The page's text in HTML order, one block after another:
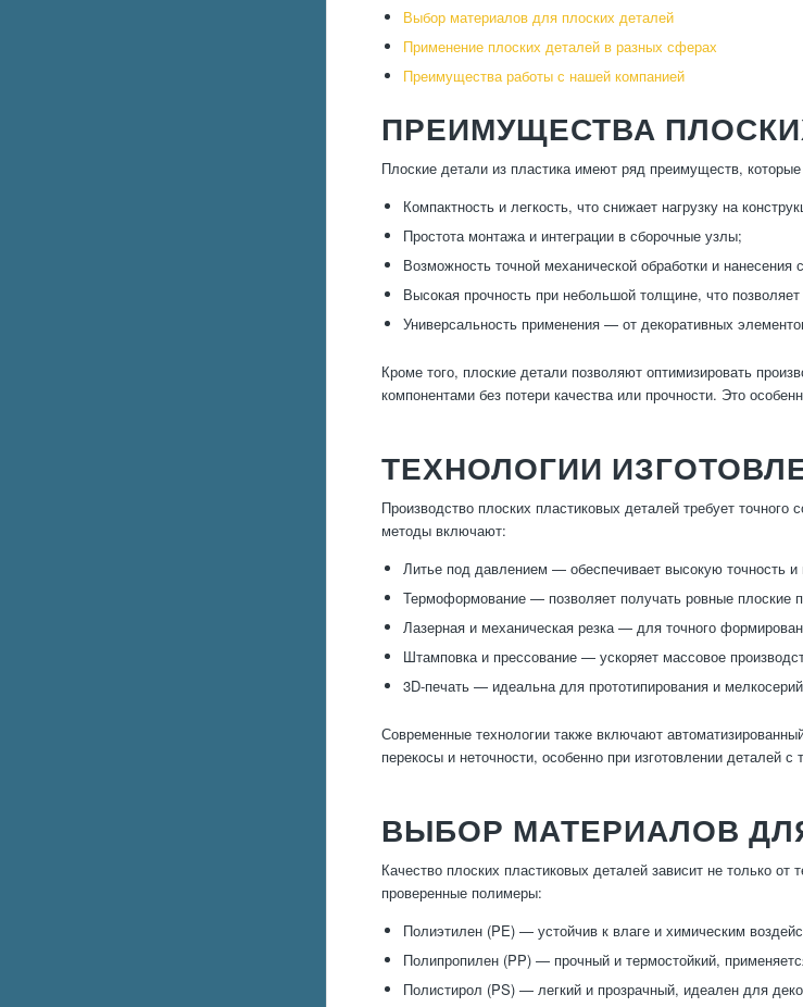
Выбор материалов для плоских деталей
Применение плоских деталей в разных сферах
Преимущества работы с нашей компанией
ПРЕИМУЩЕСТВА
Плоские детали из пластика имеют ряд преимуществ,
Компактность и легкость, что снижает нагрузку на
Простота монтажа и интеграции в сборочные узлы;
Возможность точной механической обработки и
Высокая прочность при небольшой толщине, что
Универсальность применения — от декоративных
Кроме того, плоские детали позволяют оптимизировать
компонентами без потери качества или прочности. Это
ТЕХНОЛОГИИ
Производство плоских пластиковых деталей требует
методы включают:
Литье под давлением — обеспечивает высокую точность
Термоформование — позволяет получать ровные плоские
Лазерная и механическая резка — для точного
Штамповка и прессование — ускоряет массовое
3D-печать — идеальна для прототипирования и
Современные технологии также включают
перекосы и неточности, особенно при изготовлении деталей
ВЫБОР МАТЕРИАЛОВ
Качество плоских пластиковых деталей зависит не только
проверенные полимеры:
Полиэтилен (PE) — устойчив к влаге и химическим
Полипропилен (PP) — прочный и термостойкий,
Полистирол (PS) — легкий и прозрачный, идеален для